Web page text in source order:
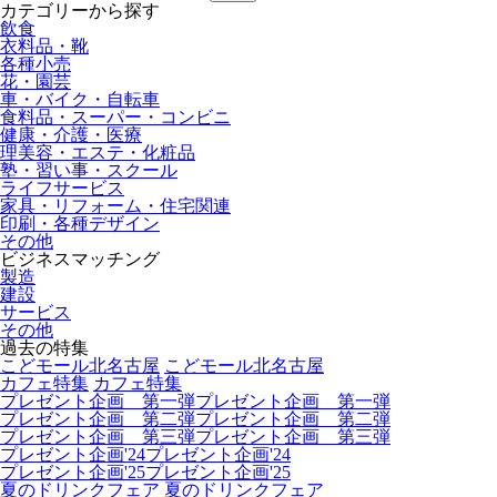
カテゴリーから探す
飲食
衣料品・靴
各種小売
花・園芸
車・バイク・自転車
食料品・スーパー・コンビニ
健康・介護・医療
理美容・エステ・化粧品
塾・習い事・スクール
ライフサービス
家具・リフォーム・住宅関連
印刷・各種デザイン
その他
ビジネスマッチング
製造
建設
サービス
その他
過去の特集
こどモール北名古屋 こどモール北名古屋
カフェ特集 カフェ特集
プレゼント企画 第一弾プレゼント企画 第一弾
プレゼント企画 第二弾プレゼント企画 第二弾
プレゼント企画 第三弾プレゼント企画 第三弾
プレゼント企画'24プレゼント企画'24
プレゼント企画'25プレゼント企画'25
夏のドリンクフェア 夏のドリンクフェア